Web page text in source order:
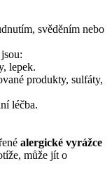
svěděním nebo
jsou:
lepek.
produkty, sulfáty,
léčba.
alergické vyrážce
může jít o